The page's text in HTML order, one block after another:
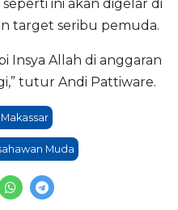
ini akan digelar di
target seribu pemuda.
Insya Allah di anggaran
tutur Andi Pattiware.
Muda